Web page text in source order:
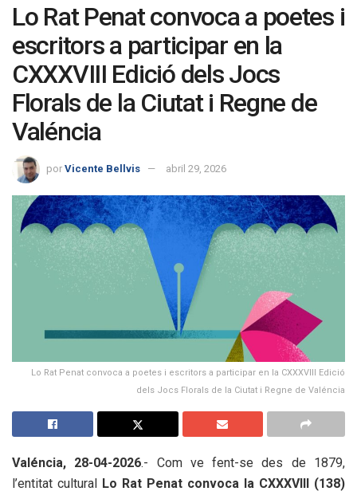
Lo Rat Penat convoca a poetes i
escritors a participar en la
CXXXVIII Edició dels Jocs
Florals de la Ciutat i Regne de
Valéncia
por Vicente Bellvis abril 29, 2026
Lo Rat Penat convoca a poetes i escritors a participar en la CXXXVIII Edició
dels Jocs Florals de la Ciutat i Regne de Valéncia
Valéncia, 28-04-2026.- Com ve fent-se des de 1879,
l’entitat cultural
Lo Rat Penat convoca la CXXXVIII (138)